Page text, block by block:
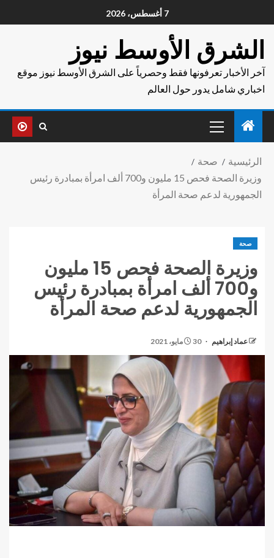
7 أغسطس، 2026
الشرق الأوسط نيوز
آخر الأخبار تعرفونها فقط وحصرياً على الشرق الأوسط نيوز موقع
اخباري شامل يدور حول العالم
الرئيسية
صحة
وزيرة الصحة فحص 15 مليون و700 ألف امرأة بمبادرة رئيس
الجمهورية لدعم صحة المرأة
صحة
وزيرة الصحة فحص 15 مليون
و700 ألف امرأة بمبادرة رئيس
الجمهورية لدعم صحة المرأة
عماد إبراهيم 30 مايو، 2021